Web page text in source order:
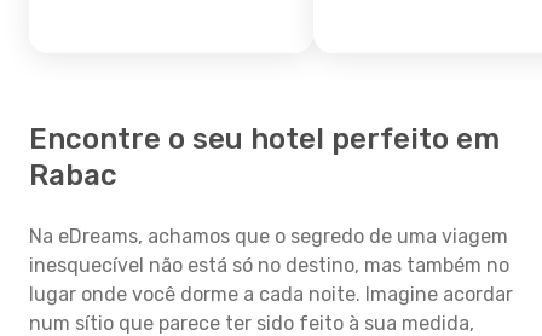
Encontre o seu hotel perfeito em
Rabac
Na eDreams, achamos que o segredo de uma viagem
inesquecível não está só no destino, mas também no
lugar onde você dorme a cada noite. Imagine acordar
num sítio que parece ter sido feito à sua medida,